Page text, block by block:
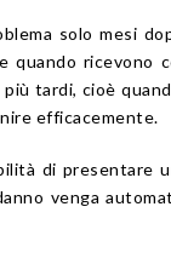
solo mesi
quando ricevono
tardi, cioè
efficacemente.
di presentare
venga